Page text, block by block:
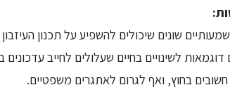
שונים שיכולים להשפיע על תכנון
לשינויים בחיים שעלולים לחייב עדכונים
בחוץ, ואף לגרום לאתגרים משפטיים.